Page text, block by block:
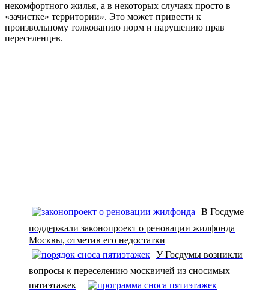
некомфортного жилья, а в некоторых случаях просто в
«зачистке» территории». Это может привести к
произвольному толкованию норм и нарушению прав
переселенцев.
В Госдуме
поддержали законопроект о реновации жилфонда
Москвы, отметив его недостатки
У Госдумы возникли
вопросы к переселению москвичей из сносимых
пятиэтажек